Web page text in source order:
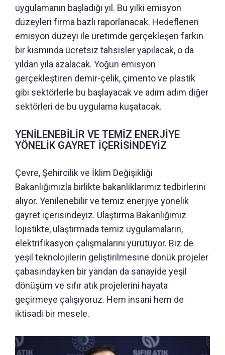
uygulamanın başladığı yıl. Bu yılki emisyon
düzeyleri firma bazlı raporlanacak. Hedeflenen
emisyon düzeyi ile üretimde gerçekleşen farkın
bir kısmında ücretsiz tahsisler yapılacak, o da
yıldan yıla azalacak. Yoğun emisyon
gerçekleştiren demir-çelik, çimento ve plastik
gibi sektörlerle bu başlayacak ve adım adım diğer
sektörleri de bu uygulama kuşatacak.
YENİLENEBİLİR VE TEMİZ ENERJİYE
YÖNELİK GAYRET İÇERİSİNDEYİZ
Çevre, Şehircilik ve İklim Değişikliği
Bakanlığımızla birlikte bakanlıklarımız tedbirlerini
alıyor. Yenilenebilir ve temiz enerjiye yönelik
gayret içerisindeyiz. Ulaştırma Bakanlığımız
lojistikte, ulaştırmada temiz uygulamaların,
elektrifikasyon çalışmalarını yürütüyor. Biz de
yeşil teknolojilerin geliştirilmesine dönük projeler
çabasındayken bir yandan da sanayide yeşil
dönüşüm ve sıfır atık projelerini hayata
geçirmeye çalışıyoruz. Hem insani hem de
iktisadi bir mesele.